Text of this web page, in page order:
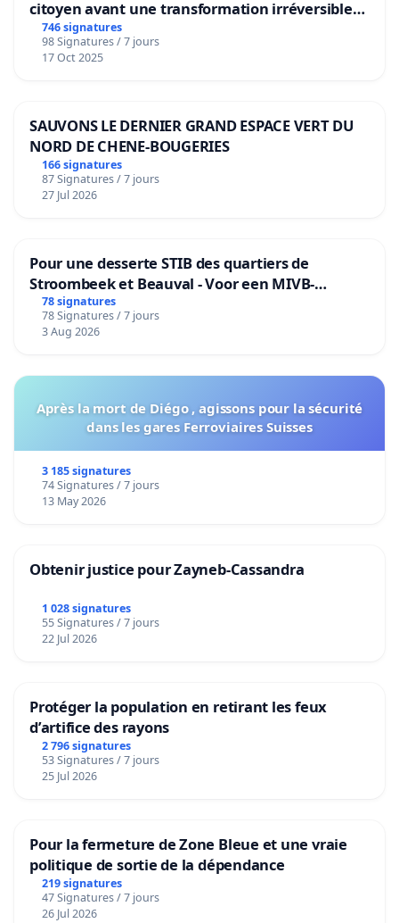
citoyen avant une transformation irréversible
de notre territoire »
746 signatures
98 Signatures / 7 jours
17 Oct 2025
SAUVONS LE DERNIER GRAND ESPACE VERT DU
NORD DE CHENE-BOUGERIES
166 signatures
87 Signatures / 7 jours
27 Jul 2026
Pour une desserte STIB des quartiers de
Stroombeek et Beauval - Voor een MIVB-
bediening van de wijken Strombeek en Het
Voor
78 signatures
78 Signatures / 7 jours
3 Aug 2026
Après la mort de Diégo , agissons pour la sécurité
dans les gares Ferroviaires Suisses
3 185 signatures
74 Signatures / 7 jours
13 May 2026
Obtenir justice pour Zayneb-Cassandra
1 028 signatures
55 Signatures / 7 jours
22 Jul 2026
Protéger la population en retirant les feux
d’artifice des rayons
2 796 signatures
53 Signatures / 7 jours
25 Jul 2026
Pour la fermeture de Zone Bleue et une vraie
politique de sortie de la dépendance
219 signatures
47 Signatures / 7 jours
26 Jul 2026